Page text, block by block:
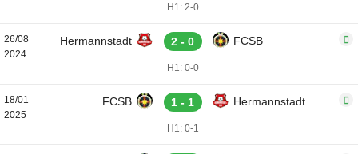
H1: 2-0
26/08
2024
Hermannstadt 2 - 0 FCSB
H1: 0-0
18/01
2025
FCSB 1 - 1 Hermannstadt
H1: 0-1